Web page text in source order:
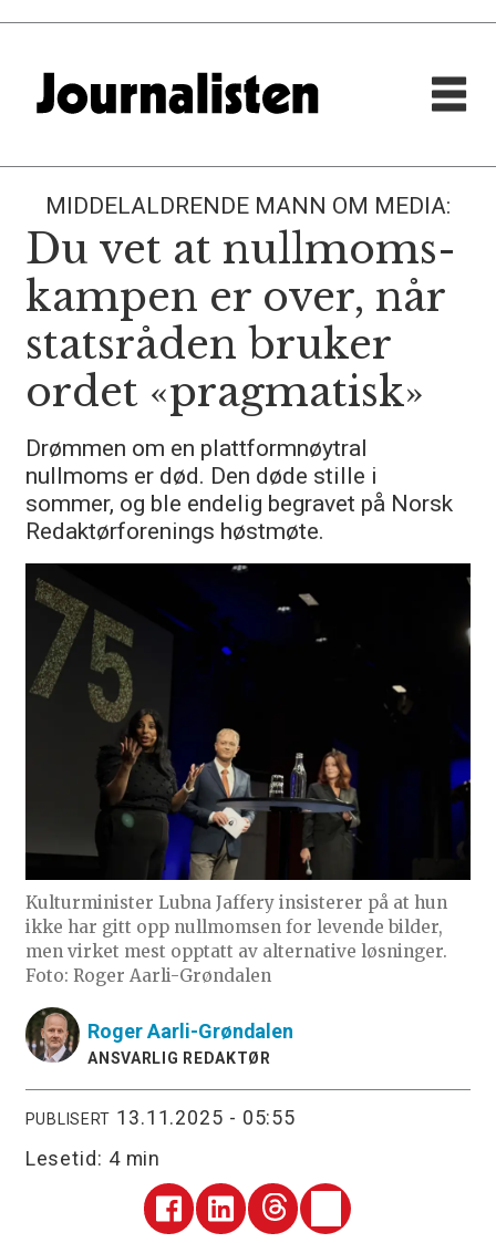
MIDDELALDRENDE MANN OM MEDIA:
Du vet at nullmoms­
kampen er over, når
statsråden bruker
ordet «pragmatisk»
Drømmen om en plattformnøytral
nullmoms er død. Den døde stille i
sommer, og ble endelig begravet på Norsk
Redaktørforenings høstmøte.
Kulturminister Lubna Jaffery insisterer på at hun
ikke har gitt opp nullmomsen for levende bilder,
men virket mest opptatt av alternative løsninger.
Foto: Roger Aarli-Grøndalen
RogerAarli-Grøndalen
ANSVARLIG REDAKTØR
PUBLISERT
13.11.2025 - 05:55
Lesetid: 4 min